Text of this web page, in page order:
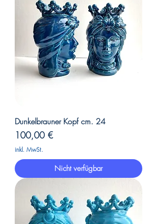
Dunkelbrauner Kopf cm. 24
Preis
100,00 €
inkl. MwSt.
Nicht verfügbar